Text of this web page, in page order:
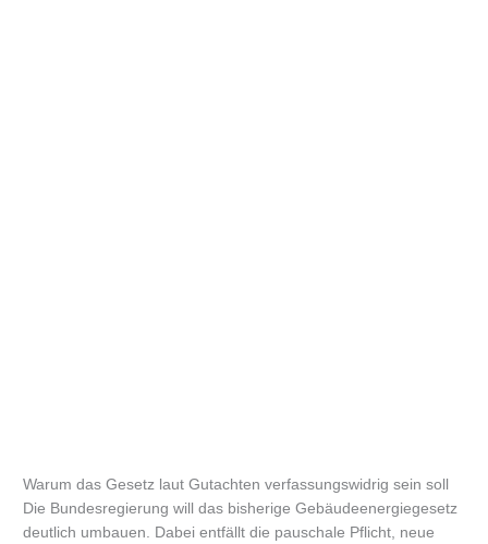
Warum das Gesetz laut Gutachten verfassungswidrig sein soll
Die Bundesregierung will das bisherige Gebäudeenergiegesetz
deutlich umbauen. Dabei entfällt die pauschale Pflicht, neue